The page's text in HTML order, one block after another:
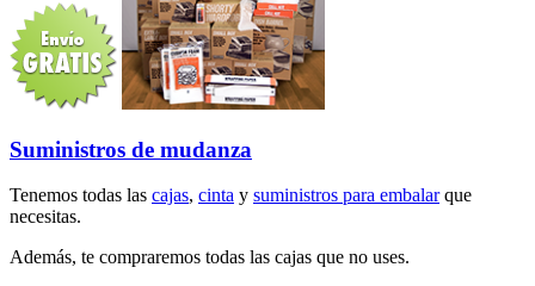
Suministros de mudanza
Tenemos todas las cajas, cinta y suministros para embalarque
necesitas.
Además, te compraremos todas las cajas que no uses.